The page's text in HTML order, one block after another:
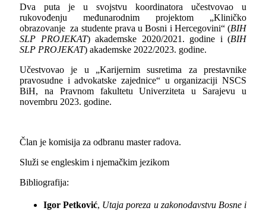
Dva puta je u svojstvu koordinatora učestvovao u
rukovođenju međunarodnim projektom „Kliničko
obrazovanje za studente prava u Bosni i Hercegovini“ (BIH
SLP PROJEKAT) akademske 2020/2021. godine i (BIH
SLP PROJEKAT) akademske 2022/2023. godine.
Učestvovao je u „Karijernim susretima za prestavnike
pravosudne i advokatske zajednice“ u organizaciji NSCS
BiH, na Pravnom fakultetu Univerziteta u Sarajevu u
novembru 2023. godine.
Član je komisija za odbranu master radova.
Služi se engleskim i njemačkim jezikom
Bibliografija:
Igor Petković, Utaja poreza u zakonodavstvu Bosne i